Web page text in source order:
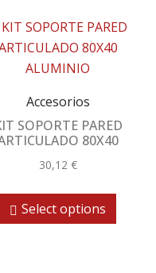
Accesorios
SOPORTE PARED
80X40
30,12 €
Select options